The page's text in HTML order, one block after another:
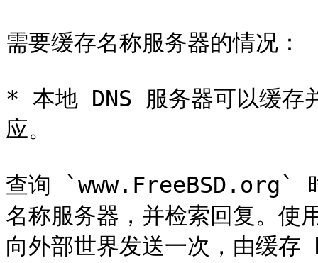
需要缓存名称服务器的情况：
* 本地 DNS 服务器可以缓存
应。
查询 `www.FreeBSD.org`
名称服务器，并检索回复。使
向外部世界发送一次，由缓存